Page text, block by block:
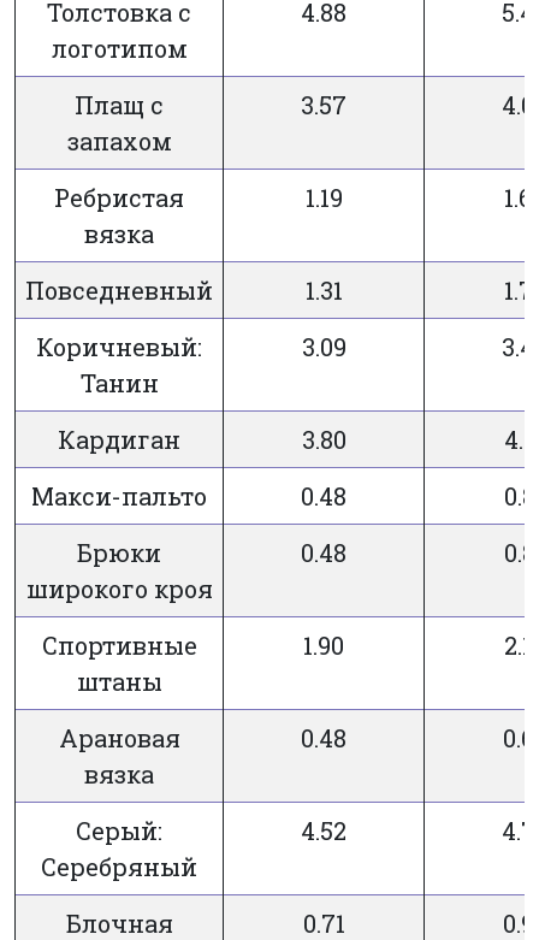
Толстовка с
логотипом
4.88
Плащ с
запахом
3.57
Ребристая
вязка
1.19
Повседневный 1.31
Коричневый:
Танин
3.09
Кардиган 3.80
Макси-пальто
0.48
Брюки
широкого кроя
0.48
Спортивные
штаны
1.90
Арановая
вязка
0.48
Серый:
Серебряный
4.52
Блочная
0.71